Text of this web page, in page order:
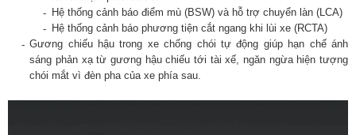
Hệ thống cảnh báo điểm mù (BSW) và hỗ trợ chuyển làn (LCA)
Hệ thống cảnh báo phương tiện cắt ngang khi lùi xe (RCTA)
Gương chiếu hậu trong xe chống chói tự động giúp hạn chế ánh
sáng phản xạ từ gương hậu chiếu tới tài xế, ngăn ngừa hiện tượng
chói mắt vì đèn pha của xe phía sau.